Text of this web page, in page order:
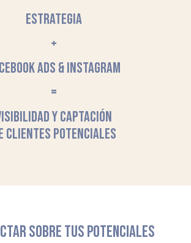
ESTRATEGIA
+
ADS & INSTAGRAM
=
Y CAPTACIÓN
CLIENTES POTENCIALES
SOBRE TUS POTENCIALES